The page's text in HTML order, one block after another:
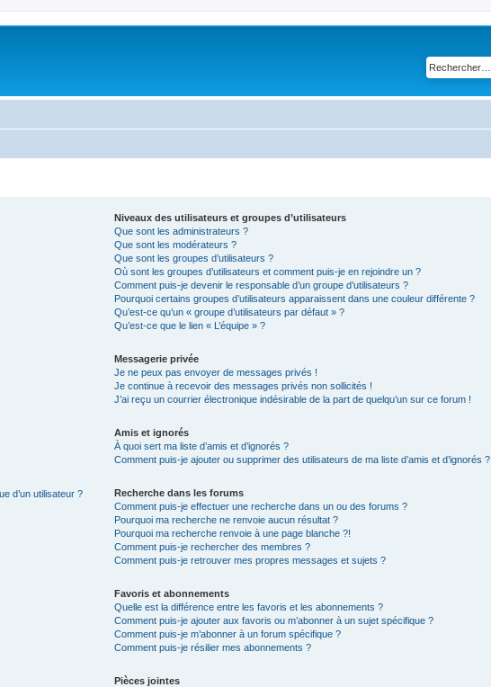
d’un utilisateur ?
Niveaux des utilisateurs et groupes d’utilisateurs
Que sont les administrateurs ?
Que sont les modérateurs ?
Que sont les groupes d’utilisateurs ?
Où sont les groupes d’utilisateurs et comment puis-je en rejoindre un ?
Comment puis-je devenir le responsable d’un groupe d’utilisateurs ?
Pourquoi certains groupes d’utilisateurs apparaissent dans une couleur différente ?
Qu’est-ce qu’un « groupe d’utilisateurs par défaut » ?
Qu’est-ce que le lien « L’équipe » ?
Messagerie privée
Je ne peux pas envoyer de messages privés !
Je continue à recevoir des messages privés non sollicités !
J’ai reçu un courrier électronique indésirable de la part de quelqu’un sur ce forum !
Amis et ignorés
À quoi sert ma liste d’amis et d’ignorés ?
Comment puis-je ajouter ou supprimer des utilisateurs de ma liste d’amis et d’ignorés ?
Recherche dans les forums
Comment puis-je effectuer une recherche dans un ou des forums ?
Pourquoi ma recherche ne renvoie aucun résultat ?
Pourquoi ma recherche renvoie à une page blanche ?!
Comment puis-je rechercher des membres ?
Comment puis-je retrouver mes propres messages et sujets ?
Favoris et abonnements
Quelle est la différence entre les favoris et les abonnements ?
Comment puis-je ajouter aux favoris ou m’abonner à un sujet spécifique ?
Comment puis-je m’abonner à un forum spécifique ?
Comment puis-je résilier mes abonnements ?
Pièces jointes